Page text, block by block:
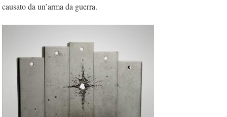
causato da un’arma da guerra.